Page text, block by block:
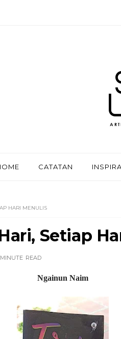
CATATAN
HARI MENULIS
Setiap
MINUTE READ
Ngainun Naim